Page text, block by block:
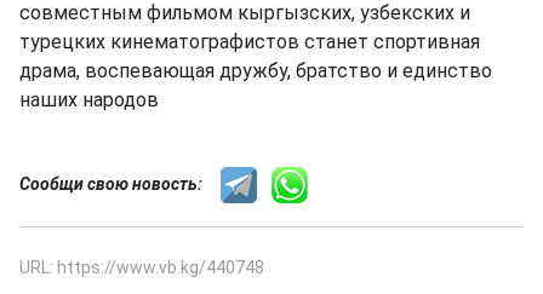
совместным фильмом кыргызских, узбекских и
турецких кинематографистов станет спортивная
драма, воспевающая дружбу, братство и единство
наших народов
Сообщи свою новость:
URL: https://www.vb.kg/440748